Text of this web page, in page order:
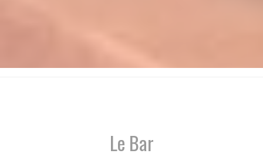
Le Bar